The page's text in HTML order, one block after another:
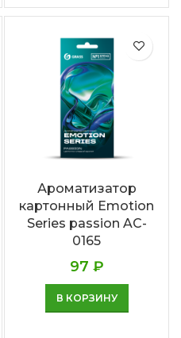
Ароматизатор
картонный Emotion
Series passion AC-
0165
97 ₽
В КОРЗИНУ